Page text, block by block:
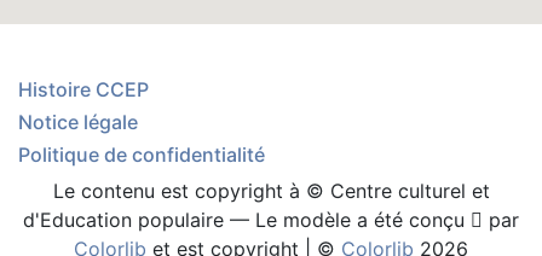
Histoire CCEP
Notice légale
Politique de confidentialité
Le contenu est copyright à © Centre culturel et
d'Education populaire — Le modèle a été conçu
par
Colorlib et est copyright | © Colorlib 2026